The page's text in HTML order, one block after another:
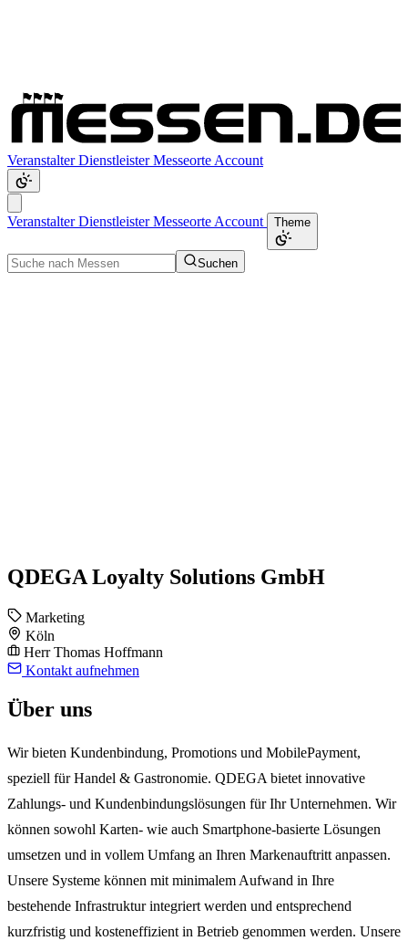
VeranstalterDienstleisterMesseorte Account
VeranstalterDienstleisterMesseorte Account Theme
Suchen
QDEGA Loyalty Solutions GmbH
Marketing
Köln
Herr Thomas Hoffmann
Kontakt aufnehmen
Über uns
Wir bieten Kundenbindung, Promotions und MobilePayment,
speziell für Handel & Gastronomie. QDEGA bietet innovative
Zahlungs- und Kundenbindungslösungen für Ihr Unternehmen. Wir
können sowohl Karten- wie auch Smartphone-basierte Lösungen
umsetzen und in vollem Umfang an Ihren Markenauftritt anpassen.
Unsere Systeme können mit minimalem Aufwand in Ihre
bestehende Infrastruktur integriert werden und entsprechend
kurzfristig und kosteneffizient in Betrieb genommen werden. Unsere